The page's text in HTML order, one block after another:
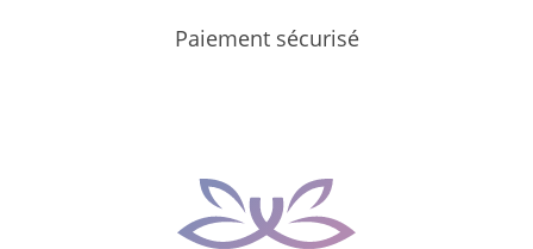
Paiement sécurisé